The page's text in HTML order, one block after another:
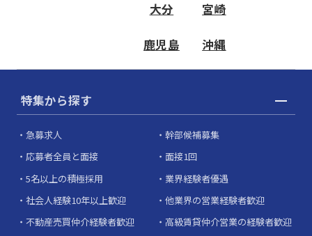
大分 宮崎
鹿児島 沖縄
特集から探す
急募求人
幹部候補募集
応募者全員と面接
面接1回
5名以上の積極採用
業界経験者優遇
社会人経験10年以上歓迎
他業界の営業経験者歓迎
不動産売買仲介経験者歓迎
高級賃貸仲介営業の経験者歓迎